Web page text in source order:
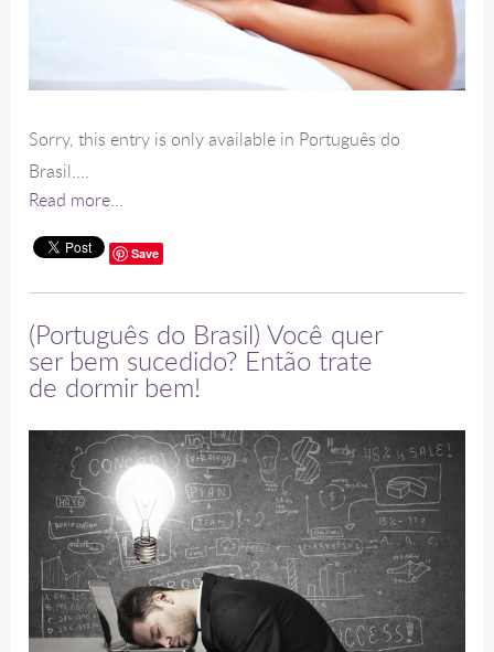
Sorry, this entry is only available in Português do
Brasil....
Read more...
Save
(Português do Brasil) Você quer
ser bem sucedido? Então trate
de dormir bem!